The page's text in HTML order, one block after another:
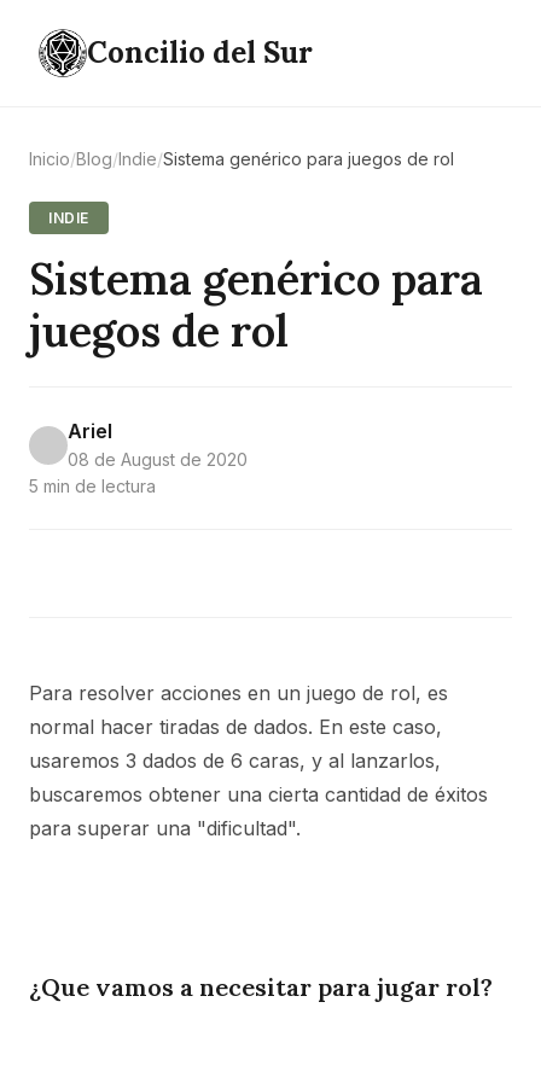
Concilio del Sur
Inicio/Blog/Indie/Sistema genérico para juegos de rol
INDIE
Sistema genérico para
juegos de rol
Ariel
08 de August de 2020
5 min de lectura
Para resolver acciones en un juego de rol, es
normal hacer tiradas de dados. En este caso,
usaremos 3 dados de 6 caras, y al lanzarlos,
buscaremos obtener una cierta cantidad de éxitos
para superar una "dificultad".
¿Que vamos a necesitar para jugar rol?